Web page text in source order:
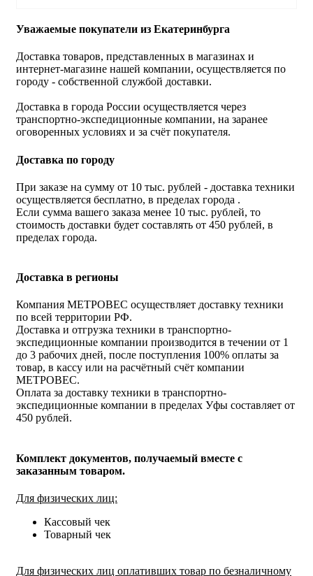
Уважаемые покупатели из Екатеринбурга
Доставка товаров, представленных в магазинах и
интернет-магазине нашей компании, осуществляется по
городу - собственной службой доставки.
Доставка в города России осуществляется через
транспортно-экспедиционные компании, на заранее
оговоренных условиях и за счёт покупателя.
Доставка по городу
При заказе на сумму от 10 тыс. рублей - доставка техники
осуществляется бесплатно, в пределах города .
Если сумма вашего заказа менее 10 тыс. рублей, то
стоимость доставки будет составлять от 450 рублей, в
пределах города.
Доставка в регионы
Компания МЕТРОВЕС осуществляет доставку техники
по всей территории РФ.
Доставка и отгрузка техники в транспортно-
экспедиционные компании производится в течении от 1
до 3 рабочих дней, после поступления 100% оплаты за
товар, в кассу или на расчётный счёт компании
МЕТРОВЕС.
Оплата за доставку техники в транспортно-
экспедиционные компании в пределах Уфы составляет от
450 рублей.
Комплект документов, получаемый вместе с
заказанным товаром.
Для физических лиц:
Кассовый чек
Товарный чек
Для физических лиц оплативших товар по безналичному